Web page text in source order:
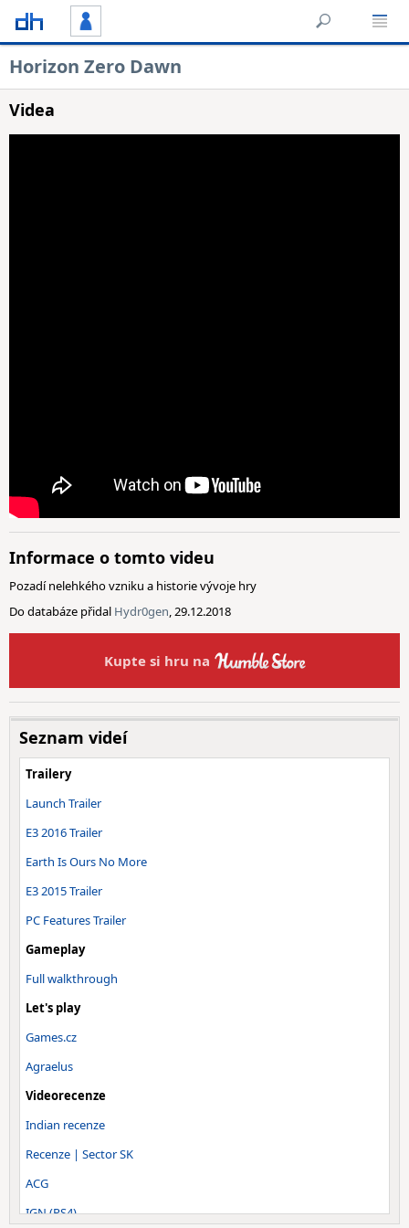
Horizon Zero Dawn
Videa
Informace o tomto videu
Pozadí nelehkého vzniku a historie vývoje hry
Do databáze přidal Hydr0gen, 29.12.2018
Kupte si hru na
Seznam videí
Trailery
Launch Trailer
E3 2016 Trailer
Earth Is Ours No More
E3 2015 Trailer
PC Features Trailer
Gameplay
Full walkthrough
Let's play
Games.cz
Agraelus
Videorecenze
Indian recenze
Recenze | Sector SK
ACG
IGN (PS4)